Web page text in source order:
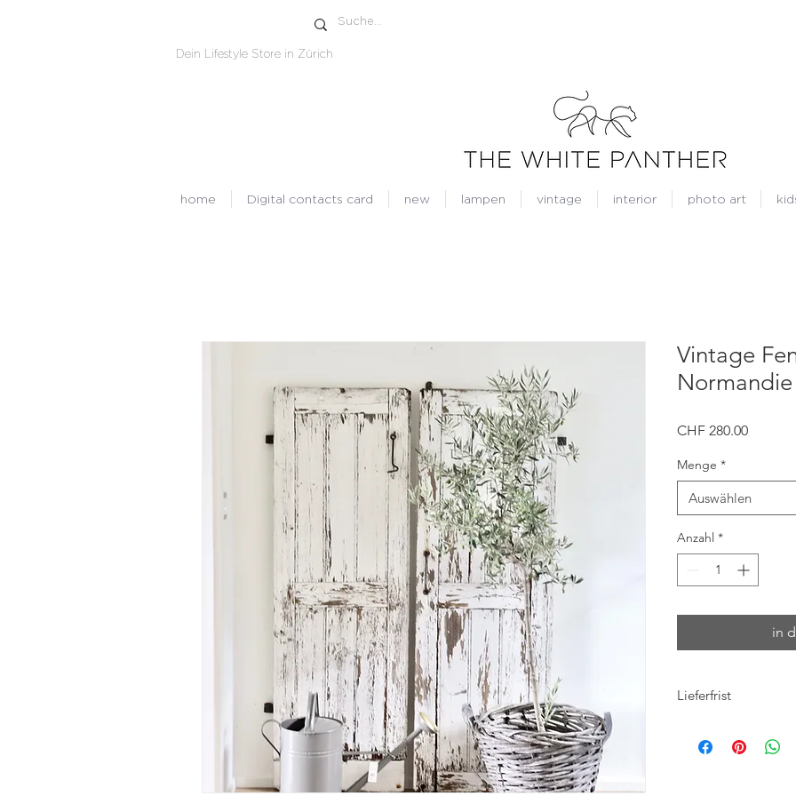
Dein Lifestyle Store in Zürich
home Digital contacts card new lampen vintage interior photo art
Vintage
Normandie
CHF 280.00Preis
Menge *
Auswählen
Anzahl *
in
Lieferfrist
Besichtigung /